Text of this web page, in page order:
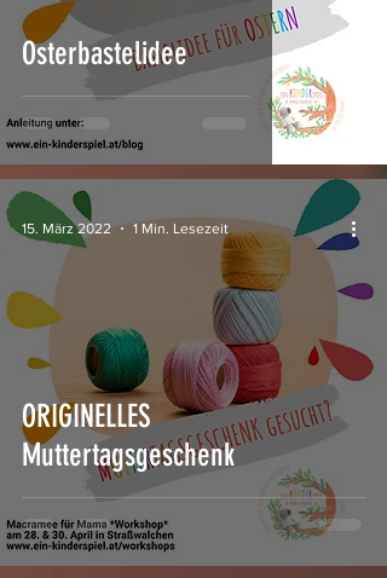
Osterbastelidee
ORIGINELLES
Muttertagsgeschenk
15. März 2022 1 Min. Lesezeit